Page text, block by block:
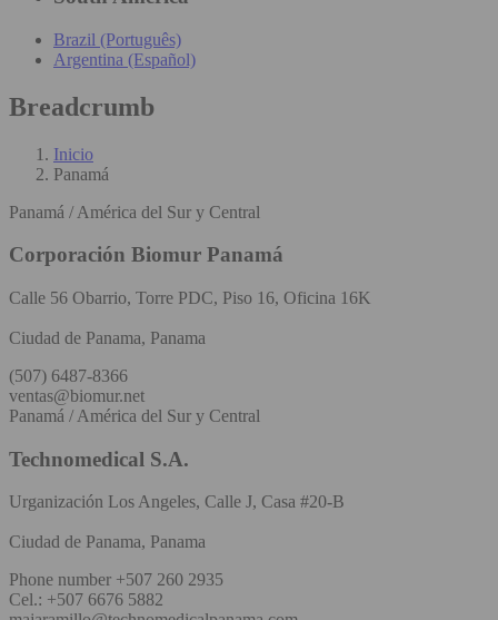
Brazil (Português)
Argentina (Español)
Breadcrumb
Inicio
Panamá
Panamá / América del Sur y Central
Corporación Biomur Panamá
Calle 56 Obarrio, Torre PDC, Piso 16, Oficina 16K
Ciudad de Panama, Panama
(507) 6487-8366
ventas@biomur.net
Panamá / América del Sur y Central
Technomedical S.A.
Urganización Los Angeles, Calle J, Casa #20-B
Ciudad de Panama, Panama
Phone number +507 260 2935
Cel.: +507 6676 5882